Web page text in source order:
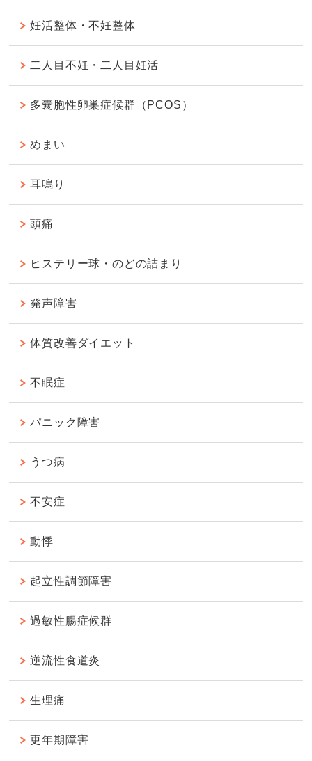
妊活整体・不妊整体
二人目不妊・二人目妊活
多嚢胞性卵巣症候群（PCOS）
めまい
耳鳴り
頭痛
ヒステリー球・のどの詰まり
発声障害
体質改善ダイエット
不眠症
パニック障害
うつ病
不安症
動悸
起立性調節障害
過敏性腸症候群
逆流性食道炎
生理痛
更年期障害